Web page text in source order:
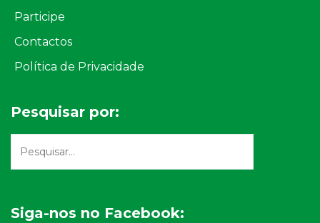
Participe
Contactos
Política de Privacidade
Pesquisar por:
Siga-nos no Facebook: